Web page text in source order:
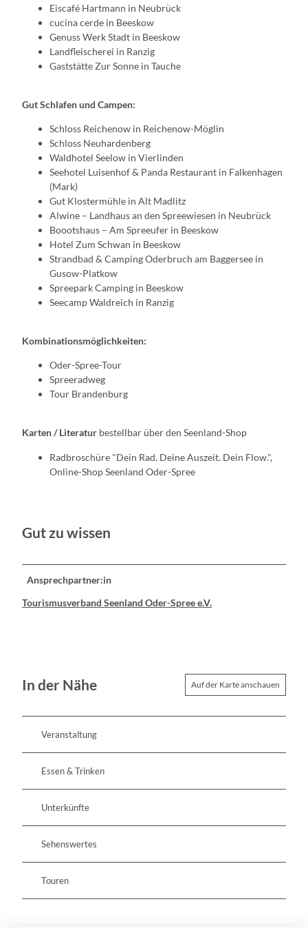
Eiscafé Hartmann in Neubrück
cucina cerde in Beeskow
Genuss Werk Stadt in Beeskow
Landfleischerei in Ranzig
Gaststätte Zur Sonne in Tauche
Gut Schlafen und Campen:
Schloss Reichenow in Reichenow-Möglin
Schloss Neuhardenberg
Waldhotel Seelow in Vierlinden
Seehotel Luisenhof & Panda Restaurant in Falkenhagen
(Mark)
Gut Klostermühle in Alt Madlitz
Alwine – Landhaus an den Spreewiesen in Neubrück
Boootshaus – Am Spreeufer in Beeskow
Hotel Zum Schwan in Beeskow
Strandbad & Camping Oderbruch am Baggersee in
Gusow-Platkow
Spreepark Camping in Beeskow
Seecamp Waldreich in Ranzig
Kombinationsmöglichkeiten:
Oder-Spree-Tour
Spreeradweg
Tour Brandenburg
Karten / Literatur bestellbar über den Seenland-Shop
Radbroschüre "Dein Rad. Deine Auszeit. Dein Flow.",
Online-Shop Seenland Oder-Spree
Gut zu wissen
Ansprechpartner:in
Tourismusverband Seenland Oder-Spree e.V.
In der Nähe Auf der Karte anschauen
Veranstaltung
Essen & Trinken
Unterkünfte
Sehenswertes
Touren